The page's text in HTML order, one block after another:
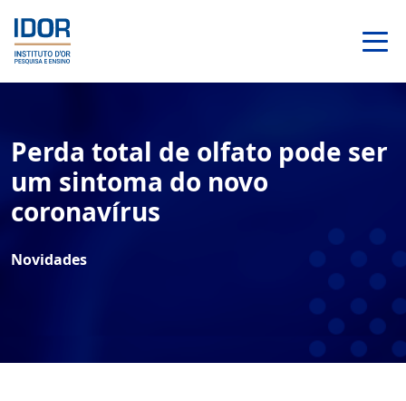
Perda total de olfato pode ser
um sintoma do novo
coronavírus
Novidades